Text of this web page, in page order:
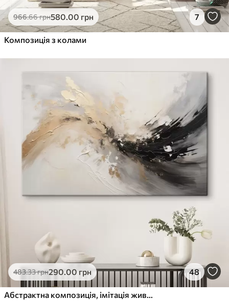
966.66грн580.00 грн 7
Композиція з колами
483.33грн290.00 грн 48
Абстрактна композиція, імітація живопису